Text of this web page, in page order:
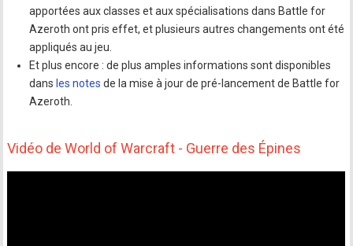
apportées aux classes et aux spécialisations dans Battle for
Azeroth ont pris effet, et plusieurs autres changements ont été
appliqués au jeu.
Et plus encore : de plus amples informations sont disponibles
dans les notes de la mise à jour de pré-lancement de Battle for
Azeroth.
Vidéo de World of Warcraft - Guerre des Épines